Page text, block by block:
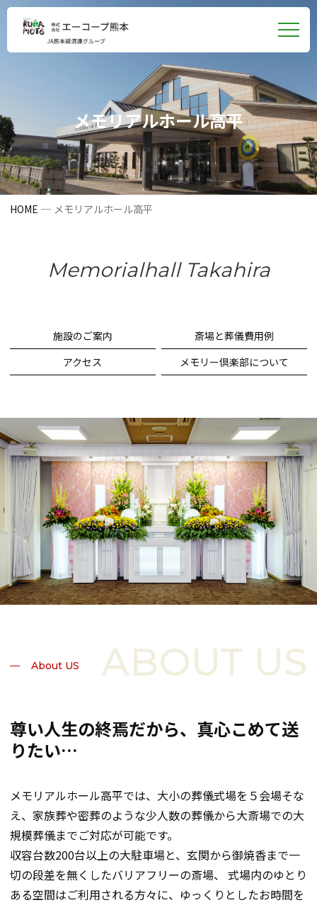
メ
メモリアルホール高平
HOME メモリアルホール高平
Memorialhall Takahira
施設のご案内
斎場と葬儀費用例
アクセス
メモリー倶楽部について
About US
尊い人生の終焉だから、 真心こめて送
りたい…
メモリアルホール高平では、大小の葬儀式場を５会場そな
え、家族葬や密葬のような少人数の葬儀から大斎場での大
規模葬儀までご対応が可能です。
収容台数200台以上の大駐車場と、玄関から御焼香まで一
切の段差を無くしたバリアフリーの斎場、 式場内のゆとり
ある空間はご利用される方々に、ゆっくりとしたお時間を